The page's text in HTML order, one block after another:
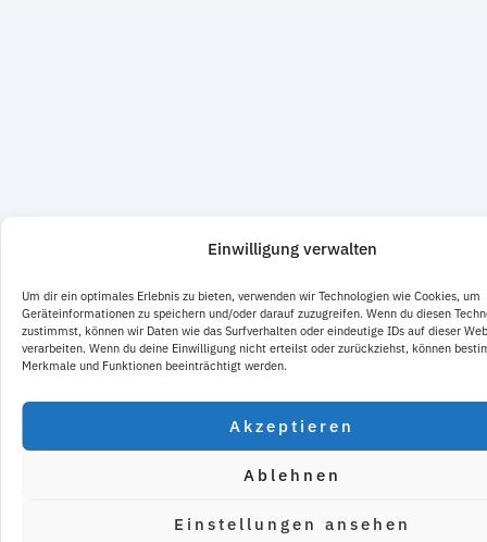
Einwilligung verwalten
Um dir ein optimales Erlebnis zu bieten, verwenden wir Technologien wie Cookies, um
Geräteinformationen zu speichern und/oder darauf zuzugreifen. Wenn du diesen
zustimmst, können wir Daten wie das Surfverhalten oder eindeutige IDs auf dieser
verarbeiten. Wenn du deine Einwilligung nicht erteilst oder zurückziehst, können
Merkmale und Funktionen beeinträchtigt werden.
Akzeptieren
Ablehnen
Einstellungen ansehen